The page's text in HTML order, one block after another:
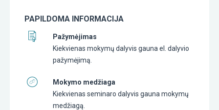
PAPILDOMA INFORMACIJA
Pažymėjimas
Kiekvienas mokymų dalyvis gauna el. dalyvio
pažymėjimą.
Mokymo medžiaga
Kiekvienas seminaro dalyvis gauna mokymų
medžiagą.